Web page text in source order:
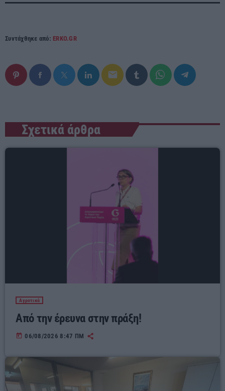
Συντάχθηκε από: ERKO.GR
email
Σχετικά άρθρα
Αγροτικά
Από την έρευνα στην πράξη!
today 06/08/2026 8:47 ΠΜ